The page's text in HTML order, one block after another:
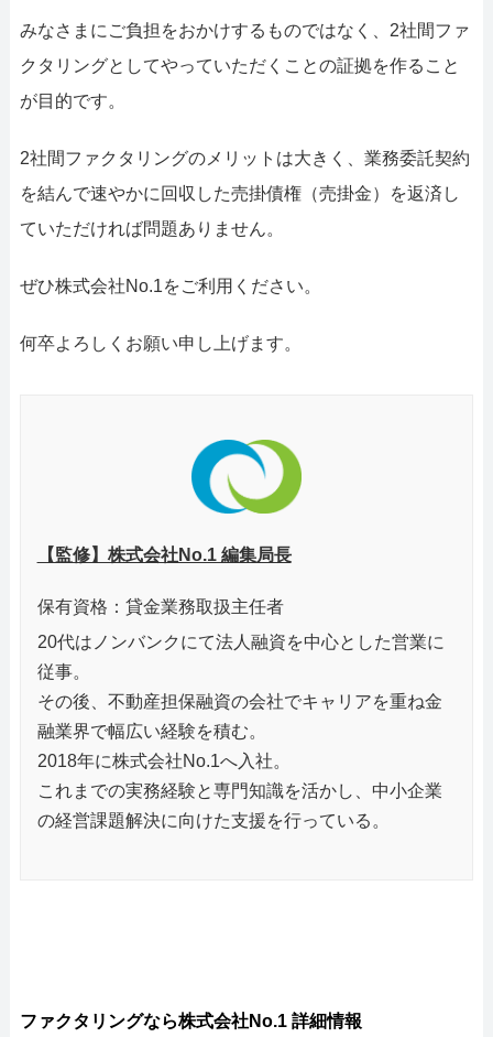
みなさまにご負担をおかけするものではなく、2社間ファ
クタリングとしてやっていただくことの証拠を作ること
が目的です。
2社間ファクタリングのメリットは大きく、業務委託契約
を結んで速やかに回収した売掛債権（売掛金）を返済し
ていただければ問題ありません。
ぜひ株式会社No.1をご利用ください。
何卒よろしくお願い申し上げます。
【監修】株式会社No.1 編集局長
保有資格：貸金業務取扱主任者
20代はノンバンクにて法人融資を中心とした営業に
従事。
その後、不動産担保融資の会社でキャリアを重ね金
融業界で幅広い経験を積む。
2018年に株式会社No.1へ入社。
これまでの実務経験と専門知識を活かし、中小企業
の経営課題解決に向けた支援を行っている。
ファクタリングなら株式会社No.1 詳細情報